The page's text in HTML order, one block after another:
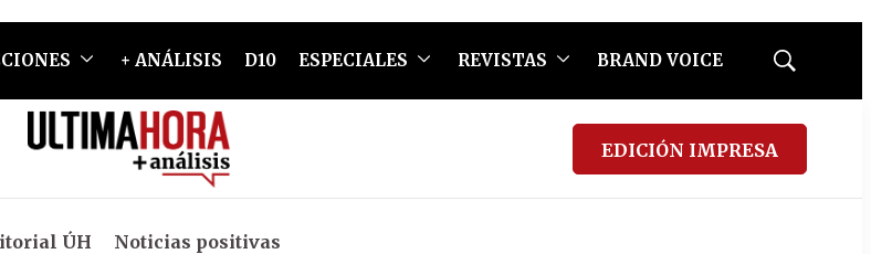
+ ANÁLISIS D10 ESPECIALES REVISTAS BRAND VOICE
Mostrar
EDICIÓN IMPRESA
ÚH Noticias positivas